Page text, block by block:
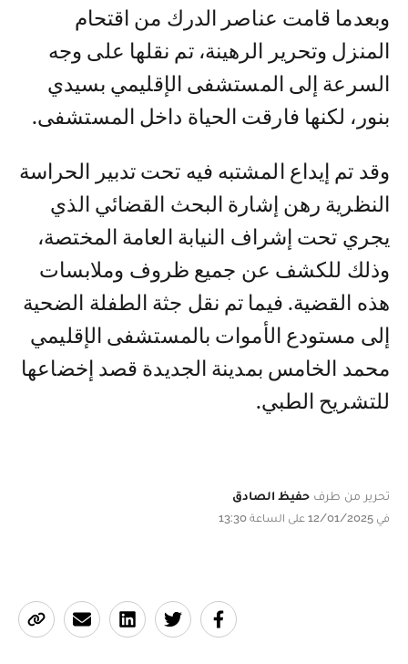
وبعدما قامت عناصر الدرك من اقتحام
المنزل وتحرير الرهينة، تم نقلها على وجه
السرعة إلى المستشفى الإقليمي بسيدي
بنور، لكنها فارقت الحياة داخل المستشفى.
وقد تم إيداع المشتبه فيه تحت تدبير الحراسة
النظرية رهن إشارة البحث القضائي الذي
يجري تحت إشراف النيابة العامة المختصة،
وذلك للكشف عن جميع ظروف وملابسات
هذه القضية. فيما تم نقل جثة الطفلة الضحية
إلى مستودع الأموات بالمستشفى الإقليمي
محمد الخامس بمدينة الجديدة قصد إخضاعها
للتشريح الطبي.
تحرير من طرف حفيظ الصادق
في 12/01/2025 على الساعة 13:30